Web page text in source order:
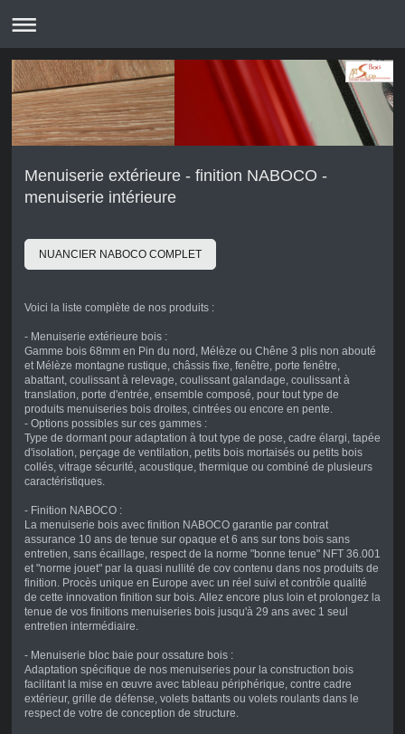
Menuiserie extérieure - finition NABOCO -
menuiserie intérieure
NUANCIER NABOCO COMPLET
Voici la liste complète de nos produits :
- Menuiserie extérieure bois :
Gamme bois 68mm en Pin du nord, Mélèze ou Chêne 3 plis non abouté
et Mélèze montagne rustique, châssis fixe, fenêtre, porte fenêtre,
abattant, coulissant à relevage, coulissant galandage, coulissant à
translation, porte d'entrée, ensemble composé, pour tout type de
produits menuiseries bois droites, cintrées ou encore en pente.
- Options possibles sur ces gammes :
Type de dormant pour adaptation à tout type de pose, cadre élargi, tapée
d'isolation, perçage de ventilation, petits bois mortaisés ou petits bois
collés, vitrage sécurité, acoustique, thermique ou combiné de plusieurs
caractéristiques.
- Finition NABOCO :
La menuiserie bois avec finition NABOCO garantie par contrat
assurance 10 ans de tenue sur opaque et 6 ans sur tons bois sans
entretien, sans écaillage, respect de la norme "bonne tenue" NFT 36.001
et "norme jouet" par la quasi nullité de cov contenu dans nos produits de
finition. Procès unique en Europe avec un réel suivi et contrôle qualité
de cette innovation finition sur bois. Allez encore plus loin et prolongez la
tenue de vos finitions menuiseries bois jusqu'à 29 ans avec 1 seul
entretien intermédiaire.
- Menuiserie bloc baie pour ossature bois :
Adaptation spécifique de nos menuiseries pour la construction bois
facilitant la mise en œuvre avec tableau périphérique, contre cadre
extérieur, grille de défense, volets battants ou volets roulants dans le
respect de votre de conception de structure.